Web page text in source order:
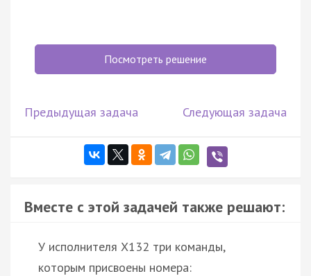
Посмотреть решение
Предыдущая задача Следующая задача
Вместе с этой задачей также решают:
У исполнителя X132 три команды,
которым присвоены номера: